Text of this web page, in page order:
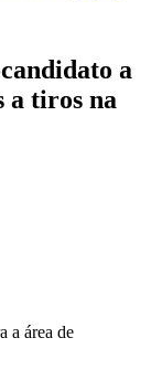
a
a tiros na
a área de